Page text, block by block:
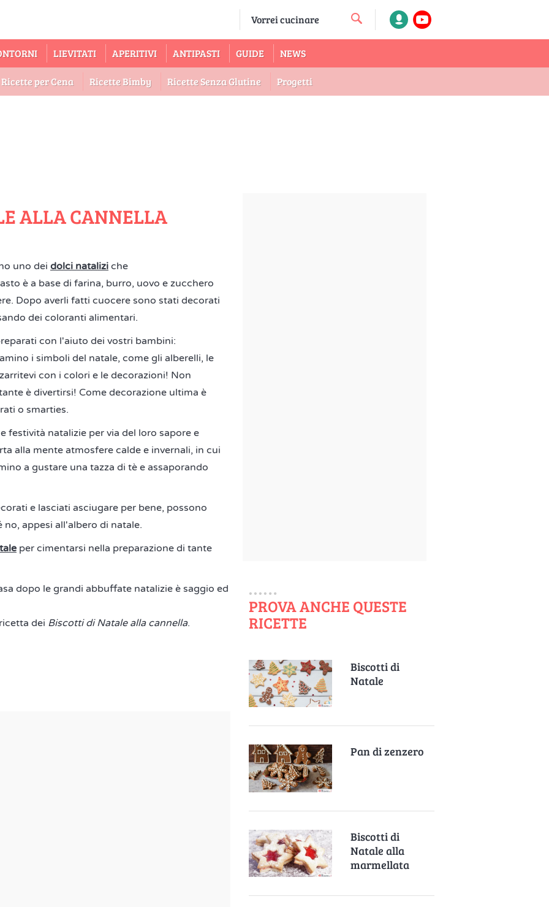
LIEVITATI APERITIVI ANTIPASTI GUIDE NEWS
Ricette per Cena Ricette Bimby Ricette Senza Glutine Progetti
ALLA CANNELLA
uno dei dolci natalizi che
è a base di farina, burro, uovo e zucchero
Dopo averli fatti cuocere sono stati decorati
dei coloranti alimentari.
con l'aiuto dei vostri bambini:
i simboli del natale, come gli alberelli, le
con i colori e le decorazioni! Non
è divertirsi! Come decorazione ultima è
o smarties.
festività natalizie per via del loro sapore e
alla mente atmosfere calde e invernali, in cui
a gustare una tazza di tè e assaporando
e lasciati asciugare per bene, possono
appesi all'albero di natale.
per cimentarsi nella preparazione di tante
dopo le grandi abbuffate natalizie è saggio ed
dei Biscotti di Natale alla cannella.
PROVA ANCHE QUESTE
RICETTE
Biscotti di
Natale
Pan di zenzero
Biscotti di
Natale alla
marmellata